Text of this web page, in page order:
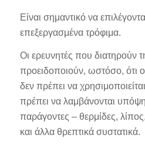
Είναι σημαντικό να
επεξεργασμένα τρόφιμα.
Οι ερευνητές που διατηρούν
προειδοποιούν, ωστόσο, ότι ο
δεν πρέπει να
πρέπει να λαμβάνονται υπόψη
παράγοντες – θερμίδες, λίπος,
και άλλα θρεπτικά συστατικά.